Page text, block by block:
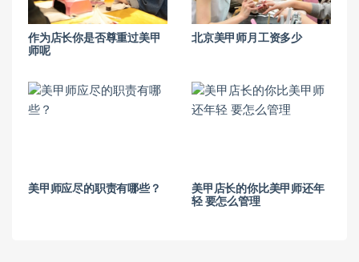
作为店长你是否尊重过美甲
师呢
北京美甲师月工资多少
美甲师应尽的职责有哪些？
美甲店长的你比美甲师还年
轻 要怎么管理